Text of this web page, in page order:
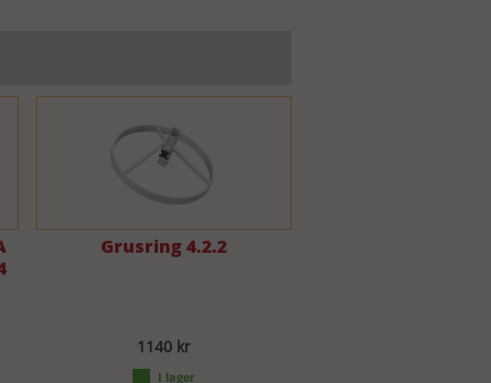
Grusring 4.2.2
1140 kr